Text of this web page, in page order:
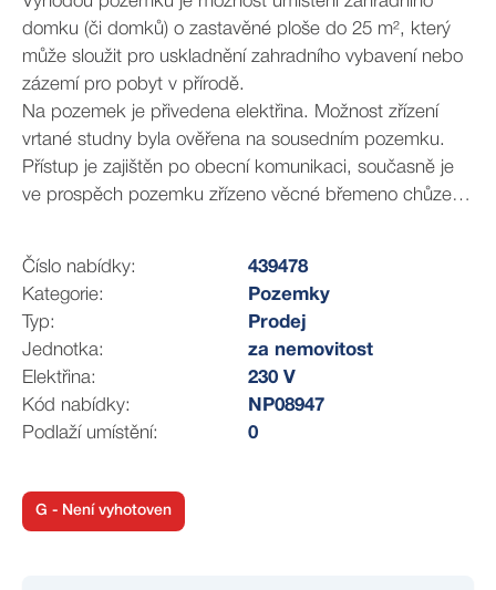
domku (či domků) o zastavěné ploše do 25 m², který
může sloužit pro uskladnění zahradního vybavení nebo
zázemí pro pobyt v přírodě.
Na pozemek je přivedena elektřina. Možnost zřízení
vrtané studny byla ověřena na sousedním pozemku.
Přístup je zajištěn po obecní komunikaci, současně je
ve prospěch pozemku zřízeno věcné břemeno chůze a
opatřen vstupní bránou.
Obec Lazsko s přibližně 216 obyvateli nabízí klidné
venkovské bydlení v atraktivní lokalitě nedaleko Brd a
vodní nádrže Orlík. V obci se nachází obecní úřad,
autobusová zastávka, poštovní schránka a významný
historický areál Památník Vojna u Příbrami. Kompletní
občanská vybavenost je dostupná v nedalekém Milíně
(3 km) a v Příbrami (9 km).
vzdálena přibližně 50 km (cca 30 minut jízdy autem),
činí z této nabídky zajímavou příležitost nejen pro vlastní
Číslo nabídky:
439478
Kategorie:
Pozemky
Typ:
Prodej
Jednotka:
za nemovitost
Elektřina:
230 V
Kód nabídky:
NP08947
Podlaží umístění:
0
G - Není vyhotoven